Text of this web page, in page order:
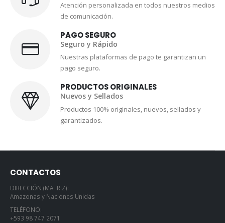
Atención personalizada en todos nuestros medios
de comunicación.
PAGO SEGURO
Seguro y Rápido
Nuestras plataformas de pago te garantizan un
pago seguro.
PRODUCTOS ORIGINALES
Nuevos y Sellados
Productos 100% originales, nuevos, sellados y
garantizados.
CONTACTOS
DIRECCIÓN (MATRIZ):
Amazonas y Naciones Unidas
TELÉFONO:
+593 98 747 2071